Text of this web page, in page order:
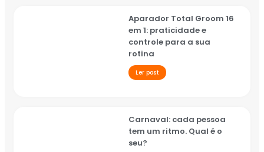
Aparador Total Groom 16
em 1: praticidade e
controle para a sua
rotina
Ler post
Carnaval: cada pessoa
tem um ritmo. Qual é o
seu?